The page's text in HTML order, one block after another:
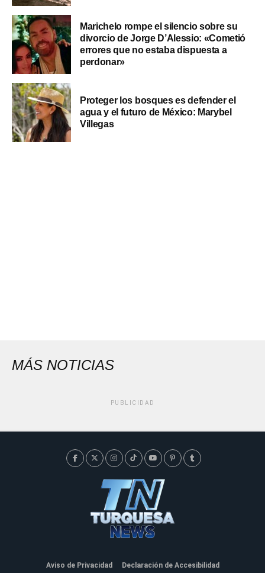
Marichelo rompe el silencio sobre su
divorcio de Jorge D’Alessio: «Cometió
errores que no estaba dispuesta a
perdonar»
Proteger los bosques es defender el
agua y el futuro de México: Marybel
Villegas
MÁS NOTICIAS
PUBLICIDAD
Aviso de Privacidad Declaración de Accesibilidad